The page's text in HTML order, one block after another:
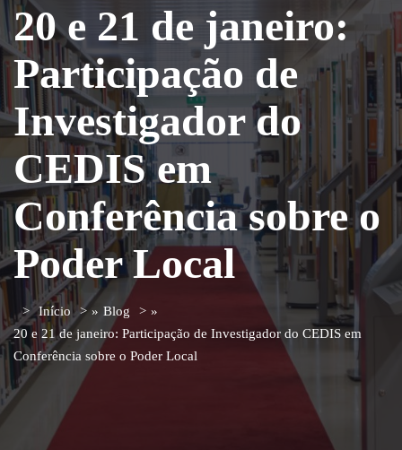
20 e 21 de janeiro:
Participação de
Investigador do
CEDIS em
Conferência sobre o
Poder Local
Início » Blog
»
20 e 21 de janeiro: Participação de Investigador do CEDIS em
Conferência sobre o Poder Local